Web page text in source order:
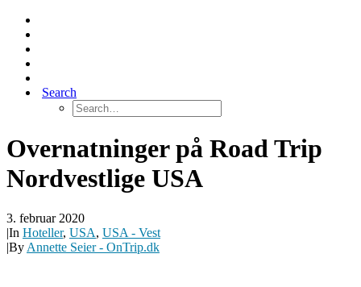
Search
Overnatninger på Road Trip
Nordvestlige USA
3. februar 2020
|In Hoteller, USA, USA - Vest
|By Annette Seier - OnTrip.dk